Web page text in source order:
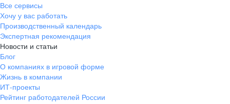
Все сервисы
Хочу у вас работать
Производственный календарь
Экспертная рекомендация
Новости и статьи
Блог
О компаниях в игровой форме
Жизнь в компании
ИТ-проекты
Рейтинг работодателей России